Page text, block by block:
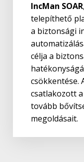
IncMan SOAR
telepíthető
a biztonsági
célja a
csökkentése.
csatlakozott
tovább
megoldásait.